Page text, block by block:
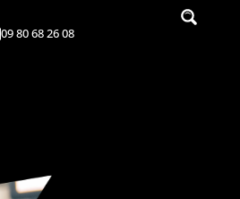
09 80 68 26 08